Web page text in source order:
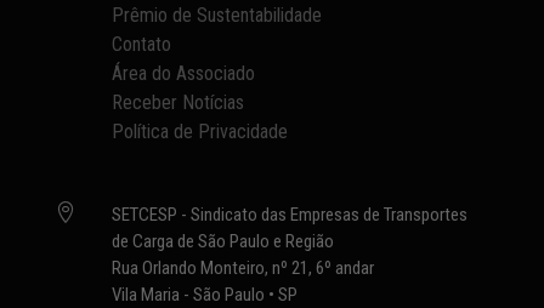
Prêmio de Sustentabilidade
Contato
Área do Associado
Receber Notícias
Política de Privacidade

SETCESP - Sindicato das Empresas de Transportes
de Carga de São Paulo e Região
Rua Orlando Monteiro, nº 21, 6º andar
Vila Maria - São Paulo • SP